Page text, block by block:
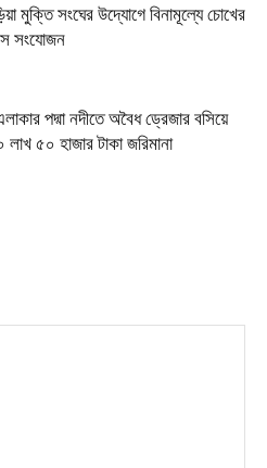
মুক্তি সংঘের উদ্যোগে বিনামূল্যে চোখের
সংযোজন
পদ্মা নদীতে অবৈধ ড্রেজার বসিয়ে
৫০ হাজার টাকা জরিমানা